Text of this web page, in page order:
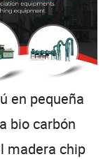
en pequeña
bio carbón
madera chip